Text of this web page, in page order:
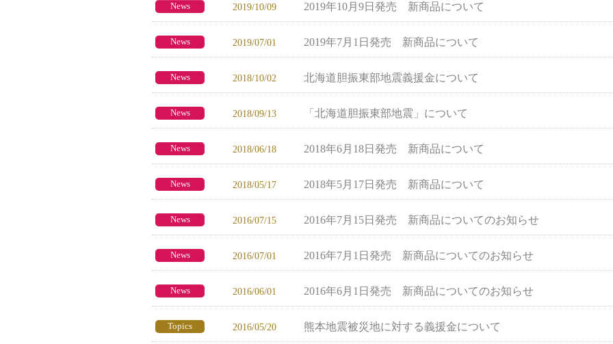
News 2019/10/09 2019年10月9日発売 新商品について
News 2019/07/01 2019年7月1日発売 新商品について
News 2018/10/02 北海道胆振東部地震義援金について
News 2018/09/13 「北海道胆振東部地震」について
News 2018/06/18 2018年6月18日発売 新商品について
News 2018/05/17 2018年5月17日発売 新商品について
News 2016/07/15 2016年7月15日発売 新商品についてのお知らせ
News 2016/07/01 2016年7月1日発売 新商品についてのお知らせ
News 2016/06/01 2016年6月1日発売 新商品についてのお知らせ
Topics 2016/05/20 熊本地震被災地に対する義援金について